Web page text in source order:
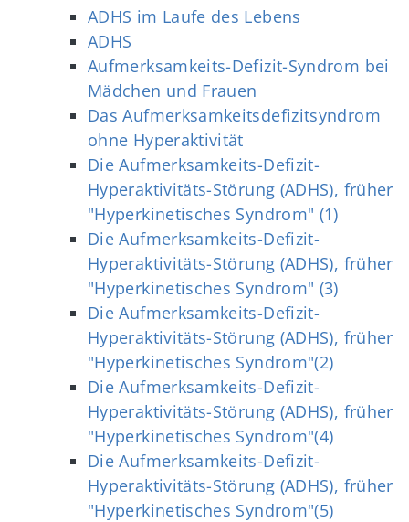
ADHS im Laufe des Lebens
ADHS
Aufmerksamkeits‐Defizit‐Syndrom bei
Mädchen und Frauen
Das Aufmerksamkeitsdefizitsyndrom
ohne Hyperaktivität
Die Aufmerksamkeits-Defizit-
Hyperaktivitäts-Störung (ADHS), früher
"Hyperkinetisches Syndrom" (1)
Die Aufmerksamkeits-Defizit-
Hyperaktivitäts-Störung (ADHS), früher
"Hyperkinetisches Syndrom" (3)
Die Aufmerksamkeits-Defizit-
Hyperaktivitäts-Störung (ADHS), früher
"Hyperkinetisches Syndrom"(2)
Die Aufmerksamkeits-Defizit-
Hyperaktivitäts-Störung (ADHS), früher
"Hyperkinetisches Syndrom"(4)
Die Aufmerksamkeits-Defizit-
Hyperaktivitäts-Störung (ADHS), früher
"Hyperkinetisches Syndrom"(5)